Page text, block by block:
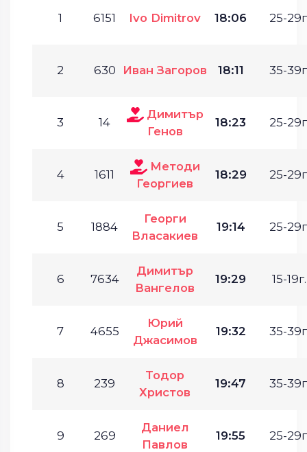
1 6151 Ivo Dimitrov 18:06 25-
2 630 Иван Загоров 18:11 35-
3 14
Димитър
Генов
18:23 25-
4 1611
Методи
Георгиев
18:29 25-
5 1884
Георги
Власакиев
19:14 25-
6 7634
Димитър
Вангелов
19:29 15-19г.
7 4655
Юрий
Джасимов
19:32 35-
8 239
Тодор
Христов
19:47 35-
9 269
Даниел
Павлов
19:55 25-